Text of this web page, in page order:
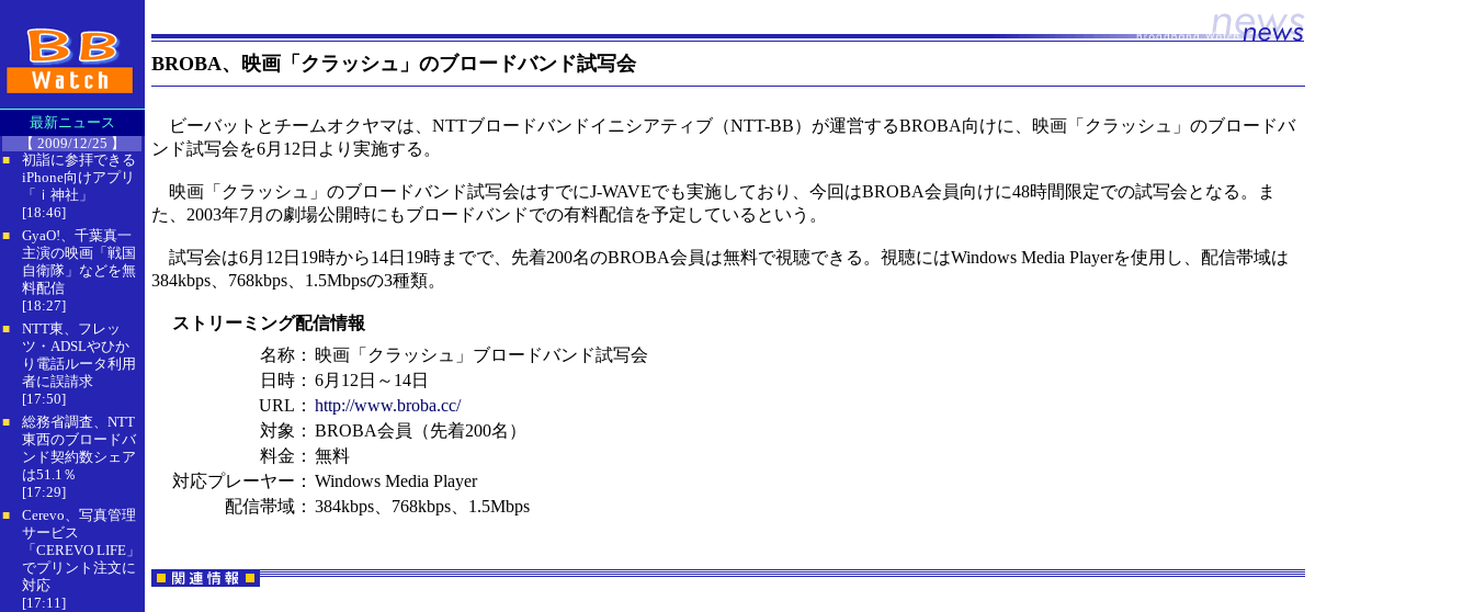
最新ニュース
【 2009/12/25 】
■
初詣に参拝できる
iPhone向けアプリ
「ｉ神社」
[18:46]
■
GyaO!、千葉真一
主演の映画「戦国
自衛隊」などを無
料配信
[18:27]
■
NTT東、フレッ
ツ・ADSLやひか
り電話ルータ利用
者に誤請求
[17:50]
■
総務省調査、NTT
東西のブロードバ
ンド契約数シェア
は51.1％
[17:29]
■
Cerevo、写真管理
サービス
「CEREVO LIFE」
でプリント注文に
対応
[17:11]
BROBA、映画「クラッシュ」のブロードバンド試写会
ビーバットとチームオクヤマは、NTTブロードバンドイニシアティブ（NTT-BB）が運営するBROBA向けに、映画「クラッシュ」のブロードバ
ンド試写会を6月12日より実施する。
映画「クラッシュ」のブロードバンド試写会はすでにJ-WAVEでも実施しており、今回はBROBA会員向けに48時間限定での試写会となる。ま
た、2003年7月の劇場公開時にもブロードバンドでの有料配信を予定しているという。
試写会は6月12日19時から14日19時までで、先着200名のBROBA会員は無料で視聴できる。視聴にはWindows Media Playerを使用し、配信帯域は
384kbps、768kbps、1.5Mbpsの3種類。
ストリーミング配信情報
名称： 映画「クラッシュ」ブロードバンド試写会
日時： 6月12日～14日
URL： http://www.broba.cc/
対象： BROBA会員（先着200名）
料金： 無料
対応プレーヤー： Windows Media Player
配信帯域： 384kbps、768kbps、1.5Mbps